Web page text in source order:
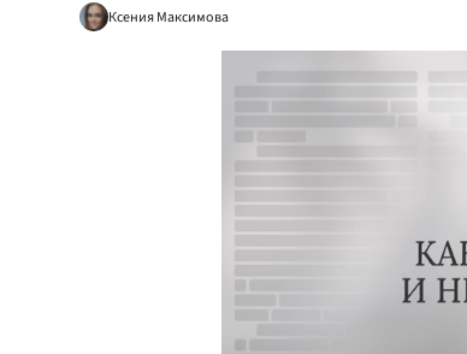
Ксения Максимова